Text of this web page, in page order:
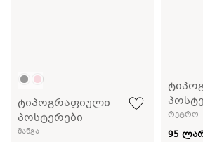
ტიპოგრაფიული
პოსტერები
მანგა
რეტრო
95